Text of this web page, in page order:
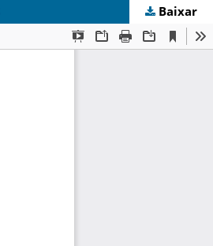
Baixar